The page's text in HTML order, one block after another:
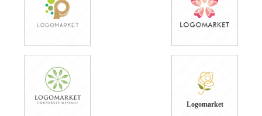
Logomarket